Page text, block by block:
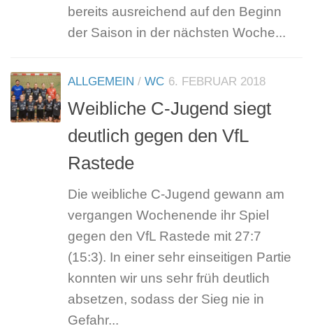
bereits ausreichend auf den Beginn
der Saison in der nächsten Woche...
ALLGEMEIN / WC 6. FEBRUAR 2018
Weibliche C-Jugend siegt
deutlich gegen den VfL
Rastede
Die weibliche C-Jugend gewann am
vergangen Wochenende ihr Spiel
gegen den VfL Rastede mit 27:7
(15:3). In einer sehr einseitigen Partie
konnten wir uns sehr früh deutlich
absetzen, sodass der Sieg nie in
Gefahr...